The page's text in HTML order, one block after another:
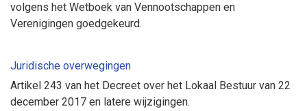
volgens het Wetboek van Vennootschappen en
Verenigingen goedgekeurd.
Juridische overwegingen
Artikel 243 van het Decreet over het Lokaal Bestuur van 22
december 2017 en latere wijzigingen.